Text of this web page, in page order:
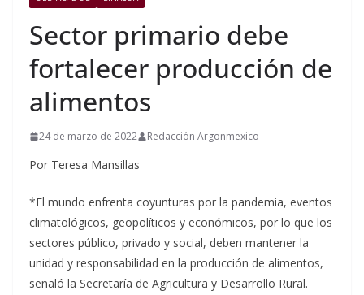
Sector primario debe
fortalecer producción de
alimentos
24 de marzo de 2022 Redacción Argonmexico
Por Teresa Mansillas
*El mundo enfrenta coyunturas por la pandemia, eventos
climatológicos, geopolíticos y económicos, por lo que los
sectores público, privado y social, deben mantener la
unidad y responsabilidad en la producción de alimentos,
señaló la Secretaría de Agricultura y Desarrollo Rural.